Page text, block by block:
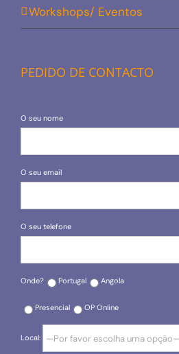
Workshops/ Eventos
PEDIDO DE CONTACTO
O seu nome
O seu email
O seu telefone
Onde? Portugal Angola
Presencial OP Online
Local: